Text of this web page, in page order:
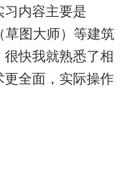
内容主要是
草图大师）等建筑
快我就熟悉了相
更全面，实际操作